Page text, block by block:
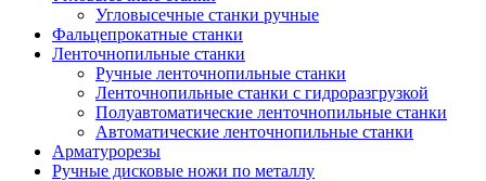
Угловысечные станки ручные
Фальцепрокатные станки
Ленточнопильные станки
Ручные ленточнопильные станки
Ленточнопильные станки с гидроразгрузкой
Полуавтоматические ленточнопильные станки
Автоматические ленточнопильные станки
Арматурорезы
Ручные дисковые ножи по металлу